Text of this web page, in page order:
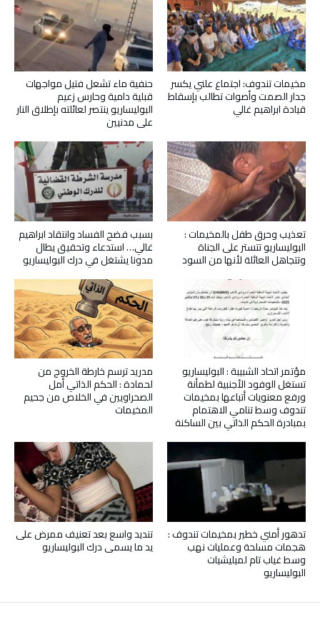
حنفية ماء تشعل فتيل مواجهات
قبلية دامية وحارس زعيم
البوليساريو ينتصر لعائلته بإطلاق النار
على مدنيين
مخيمات تندوف: اجتماع علني يكسر
جدار الصمت وأصوات تطالب بإسقاط
قيادة ابراهيم غالي
بسبب فضح الفساد وانتقاد ابراهيم
غالي… استدعاء وتحقيق يطال
مدونا يشتغل في درك البوليساريو
تعذيب وحرق طفل بالمخيمات :
البوليساريو تتستر على الجناة
وتتجاهل العائلة لأنها من السود
مدريد ترسم خارطة الخروج من
لحمادة : الحكم الذاتي أمل
الصحراويين في الخلاص من جحيم
المخيمات
مؤتمر اتحاد الشبيبة : البوليساريو
تستغل الوفود الأجنبية لطمأنة
ورفع معنويات أتباعها بمخيمات
تندوف وسط تنامي الاهتمام
بمبادرة الحكم الذاتي بين الساكنة
تنديد واسع بعد تعنيف ممرض على
يد ما يسمى درك البوليساريو
تدهور أمني خطير بمخيمات تندوف :
هجمات مسلحة وعمليات نهب
وسط غياب تام لميليشيات
البوليساريو